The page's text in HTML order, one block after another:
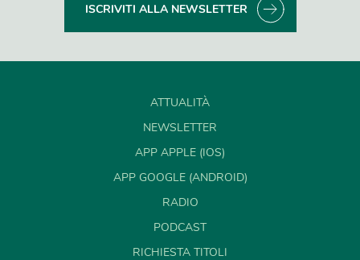
ISCRIVITI ALLA NEWSLETTER
ATTUALITÀ
NEWSLETTER
APP APPLE (IOS)
APP GOOGLE (ANDROID)
RADIO
PODCAST
RICHIESTA TITOLI